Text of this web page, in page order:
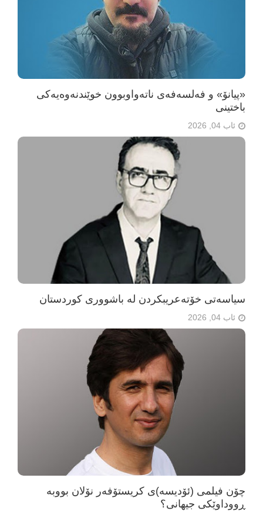
«پیانۆ» و فەلسەفەی ناتەواوبوون خوێندنەوەیەکی
باختینی
ئاب 04, 2026
سیاسەتی خۆتەعریبکردن لە باشووری کوردستان
ئاب 04, 2026
چۆن فیلمی (ئۆدیسە)ی کریستۆفەر نۆلان بووبە
ڕووداوێکی جیهانی؟